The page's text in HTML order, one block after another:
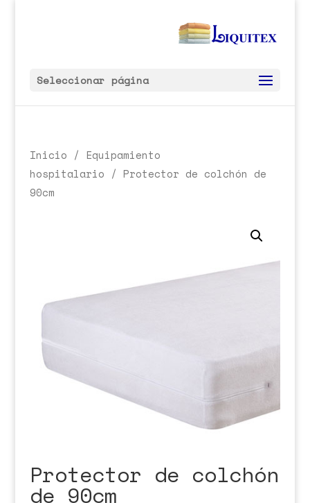
Seleccionar página
Inicio / Equipamiento
hospitalario / Protector de colchón de
90cm
Protector de colchón
de 90cm